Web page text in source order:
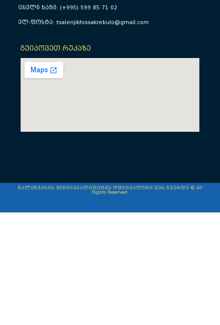
ცხელი ხაზი: (+995) 599 85 71 02
ელ-ფოსტა: tsalenjikhissakrebulo@gmail.com
გვიპოვეთ რუკაზე
წალენჯიხის მუნიციპალიტეტის ოფიციალური ვებ.გვერდი © All
Rights Reserved.